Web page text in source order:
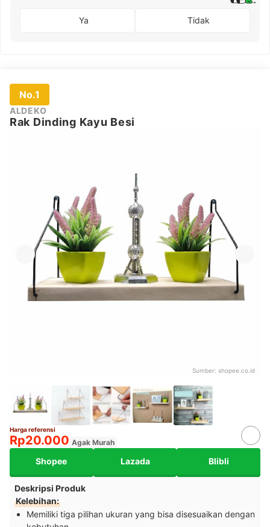
Ya Tidak
No.1
ALDEKO
Rak Dinding Kayu Besi
Sumber: shopee.co.id
Harga referensi
Rp20.000 Agak Murah
Shopee Lazada Blibli
Deskripsi Produk
Kelebihan:
Memiliki tiga pilihan ukuran yang bisa disesuaikan dengan